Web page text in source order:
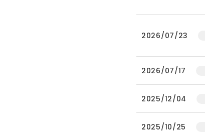
2026/07/23
2026/07/17
2025/12/04
2025/10/25